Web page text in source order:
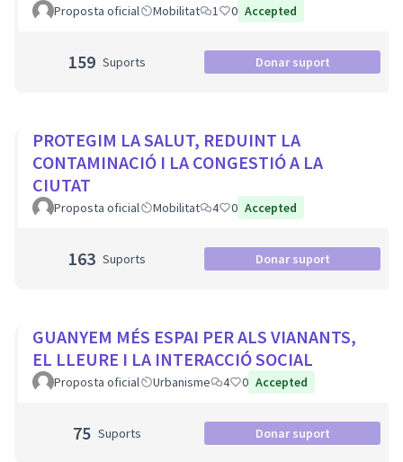
Proposta oficial Mobilitat 1 0 Accepted
159 Suports Donar suport
PROTEGIM LA SALUT, REDUINT LA
CONTAMINACIÓ I LA CONGESTIÓ A LA
CIUTAT
Proposta oficial Mobilitat 4 0 Accepted
163 Suports Donar suport
GUANYEM MÉS ESPAI PER ALS VIANANTS,
EL LLEURE I LA INTERACCIÓ SOCIAL
Proposta oficial Urbanisme 4 0 Accepted
75 Suports Donar suport